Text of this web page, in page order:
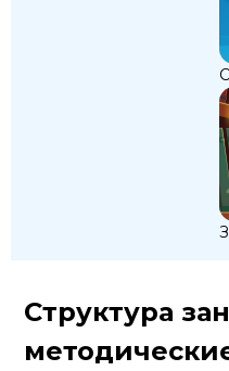
Структура